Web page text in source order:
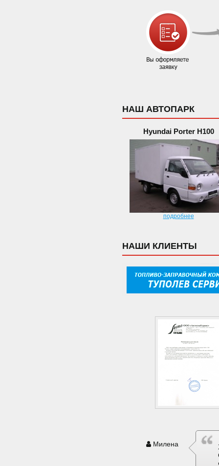
НАШ АВТОПАРК
Hyundai Porter H100
подробнее
НАШИ КЛИЕНТЫ
Милена